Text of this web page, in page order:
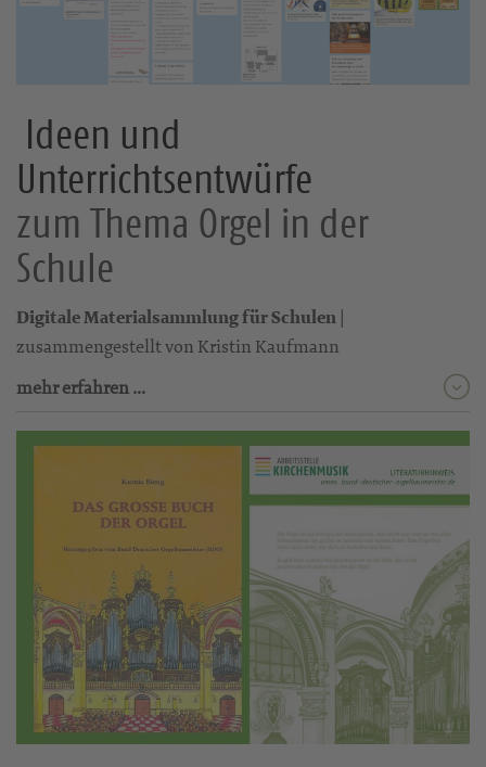
Ideen und
Unterrichtsentwürfe
zum Thema Orgel in der
Schule
Digitale Materialsammlung für Schulen |
zusammengestellt von Kristin Kaufmann
mehr erfahren …